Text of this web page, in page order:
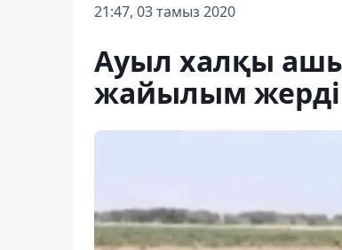
21:47, 03 тамыз 2020
Ауыл халқы
жайылым